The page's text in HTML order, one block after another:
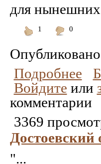
для нынешних
1
0
Опубликовано
Подробнее
Войдите или
комментарии
3369
Достоевский
"...